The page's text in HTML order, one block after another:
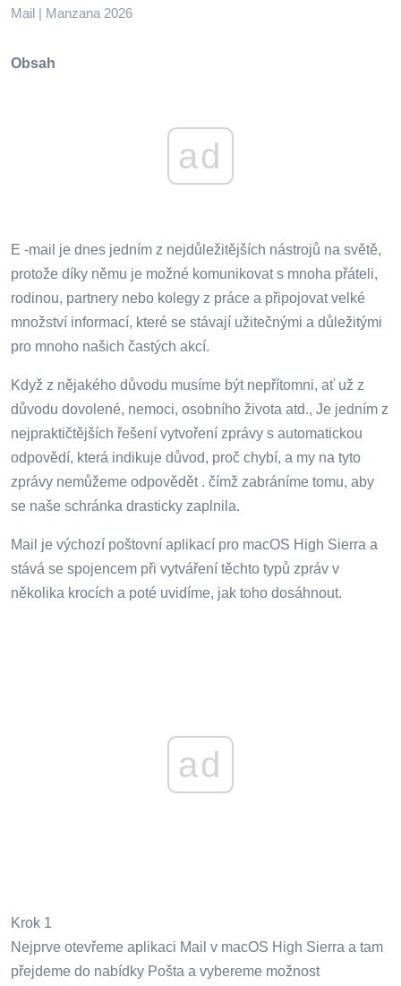
Mail | Manzana 2026
Obsah
ad
E -mail je dnes jedním z nejdůležitějších nástrojů na světě,
protože díky němu je možné komunikovat s mnoha přáteli,
rodinou, partnery nebo kolegy z práce a připojovat velké
množství informací, které se stávají užitečnými a důležitými
pro mnoho našich častých akcí.
Když z nějakého důvodu musíme být nepřítomni, ať už z
důvodu dovolené, nemoci, osobního života atd., Je jedním z
nejpraktičtějších řešení vytvoření zprávy s automatickou
odpovědí, která indikuje důvod, proč chybí, a my na tyto
zprávy nemůžeme odpovědět . čímž zabráníme tomu, aby
se naše schránka drasticky zaplnila.
Mail je výchozí poštovní aplikací pro macOS High Sierra a
stává se spojencem při vytváření těchto typů zpráv v
několika krocích a poté uvidíme, jak toho dosáhnout.
ad
Krok 1
Nejprve otevřeme aplikaci Mail v macOS High Sierra a tam
přejdeme do nabídky Pošta a vybereme možnost